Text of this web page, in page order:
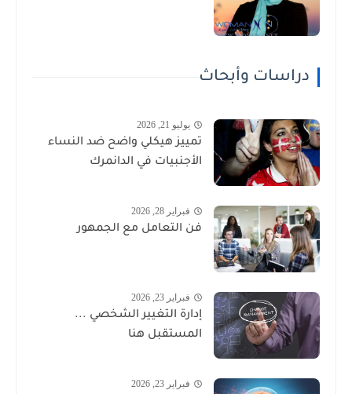
دراسات وأبحاث
يوليو 21, 2026
تمييز هيكلي واضح ضد النساء
الأجنبيات في الدانمرك
فبراير 28, 2026
فن التعامل مع الجمهور
فبراير 23, 2026
إدارة التغيير الشخصي ...
المستقبل هنا
فبراير 23, 2026